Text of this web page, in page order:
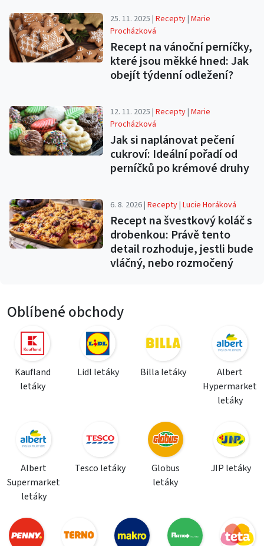
25. 11. 2025 |Recepty|Marie
Procházková
Recept na vánoční perníčky,
které jsou měkké hned: Jak
obejít týdenní odležení?
12. 11. 2025 |Recepty|Marie
Procházková
Jak si naplánovat pečení
cukroví: Ideální pořadí od
perníčků po krémové druhy
6. 8. 2026 |Recepty|Lucie Horáková
Recept na švestkový koláč s
drobenkou: Právě tento
detail rozhoduje, jestli bude
vláčný, nebo rozmočený
Oblíbené obchody
Kaufland
letáky
Lidl letáky Billa letáky
Albert
Hypermarket
letáky
Albert
Supermarket
letáky
Tesco letáky
Globus
letáky
JIP letáky